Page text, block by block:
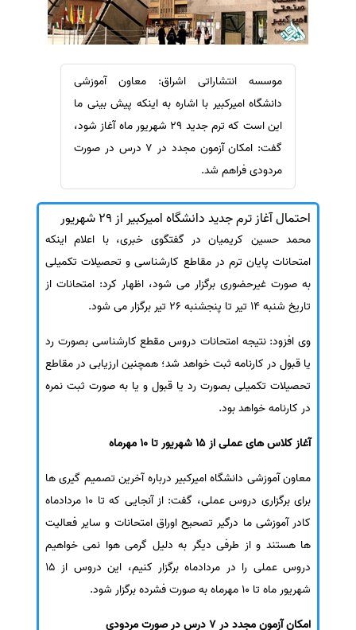
ترجمه عربی به فارسی
مشاهده همه زبان ها
سفارش ویرایش
سفارش پارافریز
سفارش فرمت‌بندی
سفارش کاهش کمیت
سفارش معرفی مجله
سفارش معرفی مقاله
سفارش معرفی کتاب
سفارش چکیده مبسوط
سفارش ترجمه مولتی‌مدیا
سفارش گویندگی
سفارش تولید محتوا
سفارش ترجمه همزمان
سفارش تهیه کاورلتر
سفارش انگیزه‌نامه‌SOP
موسسه انتشاراتی اشراق: معاون آموزشی
دانشگاه امیرکبیر با اشاره به اینکه پیش بینی ما
این است که ترم جدید 29 شهریور ماه آغاز شود،
گفت: امکان آزمون مجدد در 7 درس در صورت
مردودی فراهم شد.
احتمال آغاز ترم جدید دانشگاه امیرکبیر از 29 شهریور
محمد حسین کریمیان در گفتگوی خبری، با اعلام اینکه
امتحانات پایان ترم در مقاطع کارشناسی و تحصیلات تکمیلی
به صورت غیرحضوری برگزار می شود، اظهار کرد: امتحانات از
تاریخ شنبه 14 تیر تا پنجشنبه 26 تیر برگزار می شود.
وی افزود: نتیجه امتحانات دروس مقطع کارشناسی بصورت رد
یا قبول در کارنامه ثبت خواهد شد؛ همچنین ارزیابی در مقاطع
تحصیلات تکمیلی بصورت رد یا قبول و یا به صورت ثبت نمره
در کارنامه خواهد بود.
آغاز کلاس های عملی از 15 شهریور تا 10 مهرماه
معاون آموزشی دانشگاه امیرکبیر درباره آخرین تصمیم گیری ها
برای برگزاری دروس عملی، گفت: از آنجایی که تا 10 مردادماه
کادر آموزشی ما درگیر تصحیح اوراق امتحانات و سایر فعالیت
ها هستند و از طرفی دیگر به دلیل گرمی هوا نمی خواهیم
دروس عملی را در مردادماه برگزار کنیم، این دروس از 15
شهریور ماه تا 10 مهرماه به صورت فشرده برگزار شود.
امکان آزمون مجدد در 7 درس در صورت مردودی